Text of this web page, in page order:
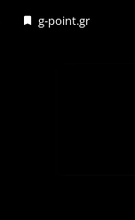
g-point.gr